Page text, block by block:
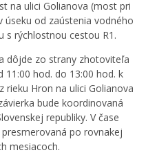
na ulici Golianova (most pri
úseku od zaústenia vodného
s rýchlostnou cestou R1.
dôjde zo strany zhotoviteľa
11:00 hod. do 13:00 hod. k
Hron na ulici Golianova
bude koordinovaná
republiky. V čase
po rovnakej
mesiacoch.